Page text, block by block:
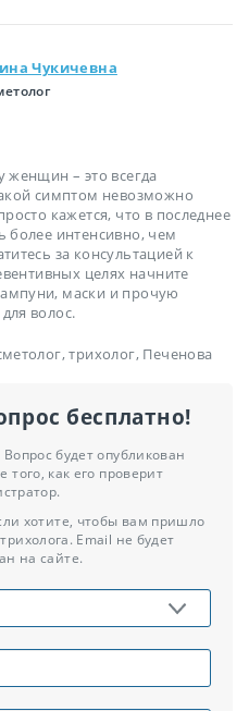
Чукичевна
женщин – это всегда
симптом невозможно
кажется, что в последнее
более интенсивно, чем
за консультацией к
целях начните
маски и прочую
волос.
трихолог, Печенова
бесплатно!
будет опубликован
того, как его проверит
хотите, чтобы вам пришло
Email не будет
на сайте.